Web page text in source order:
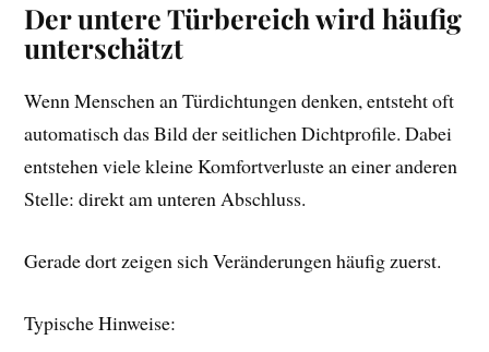
Der untere Türbereich wird häufig
unterschätzt
Wenn Menschen an Türdichtungen denken, entsteht oft
automatisch das Bild der seitlichen Dichtprofile. Dabei
entstehen viele kleine Komfortverluste an einer anderen
Stelle: direkt am unteren Abschluss.
Gerade dort zeigen sich Veränderungen häufig zuerst.
Typische Hinweise: